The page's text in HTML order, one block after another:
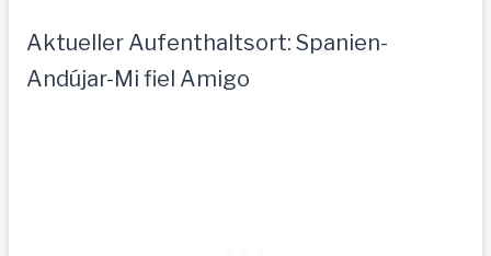
Aktueller Aufenthaltsort: Spanien-
Andújar-Mi fiel Amigo